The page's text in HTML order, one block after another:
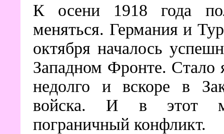
К осени 1918 года
меняться. Германия и
октября началось
Западном Фронте. Стало
недолго и вскоре в
войска. И в этот
пограничный конфликт.